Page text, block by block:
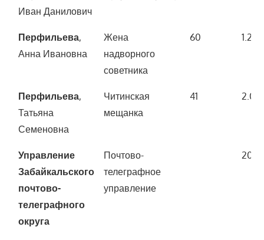
Иван Данилович
Перфильева,
Анна Ивановна
Жена
надворного
советника
60 1.200
Перфильева,
Татьяна
Семеновна
Читинская
мещанка
41
Управление
Забайкальского
почтово-
телеграфного
округа
Почтово-
телеграфное
управление